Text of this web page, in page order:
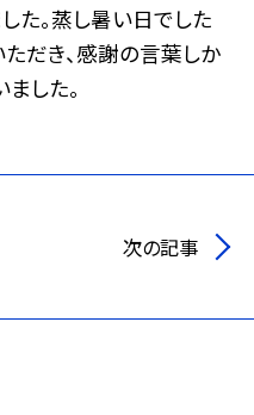
た。蒸し暑い日でした
だき、感謝の言葉しか
した。
次の記事